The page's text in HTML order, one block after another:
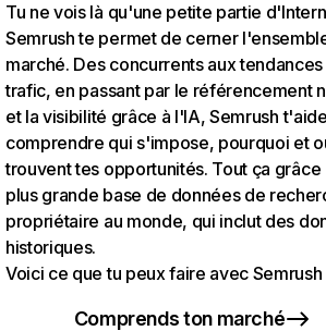
Tu ne vois là qu'une petite partie
Semrush te permet de cerner
marché. Des concurrents aux
trafic, en passant par le référencement
et la visibilité grâce à l'IA, Semrush
comprendre qui s'impose, pourquoi et
trouvent tes opportunités. Tout ça grâce
plus grande base de données de
propriétaire au monde, qui inclut des
historiques.
Voici ce que tu peux faire avec Semrush
Comprends ton marché